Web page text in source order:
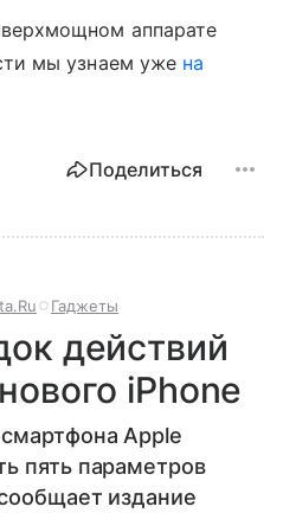
аппарате
мы узнаем уже на
Поделиться
Гаджеты
действий
iPhone
Apple
пять параметров
издание